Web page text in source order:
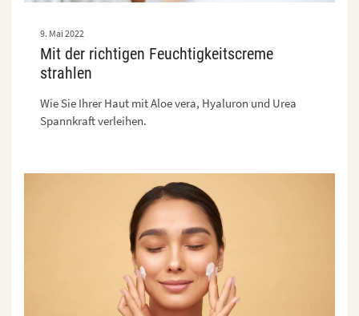
Mit der richtigen Feuchtigkeitscreme
strahlen
9. Mai 2022
Wie Sie Ihrer Haut mit Aloe vera, Hyaluron und Urea
Spannkraft verleihen.